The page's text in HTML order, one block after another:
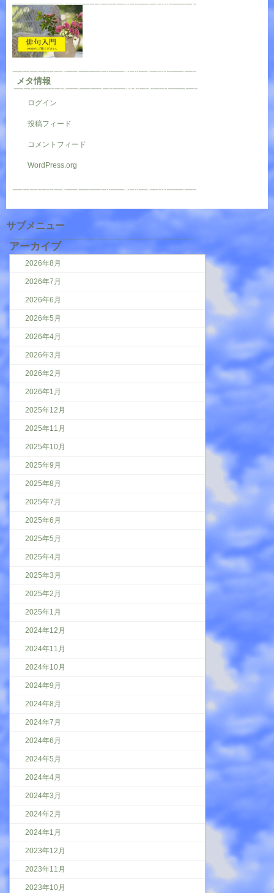
メタ情報
ログイン
投稿フィード
コメントフィード
WordPress.org
サブメニュー
アーカイブ
2026年8月
2026年7月
2026年6月
2026年5月
2026年4月
2026年3月
2026年2月
2026年1月
2025年12月
2025年11月
2025年10月
2025年9月
2025年8月
2025年7月
2025年6月
2025年5月
2025年4月
2025年3月
2025年2月
2025年1月
2024年12月
2024年11月
2024年10月
2024年9月
2024年8月
2024年7月
2024年6月
2024年5月
2024年4月
2024年3月
2024年2月
2024年1月
2023年12月
2023年11月
2023年10月